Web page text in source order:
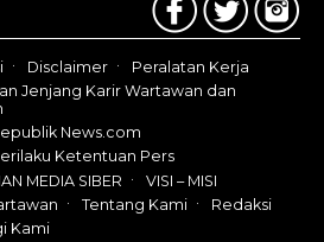
Disclaimer
Peralatan Kerja
Jenjang Karir Wartawan dan
News.com
Ketentuan Pers
MEDIA SIBER
VISI – MISI
Tentang Kami
Redaksi
Kami